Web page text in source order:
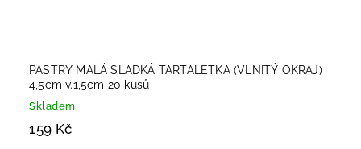
PASTRY MALÁ SLADKÁ TARTALETKA (VLNITÝ OKRAJ)
4,5cm v.1,5cm 20 kusů
Skladem
159 Kč